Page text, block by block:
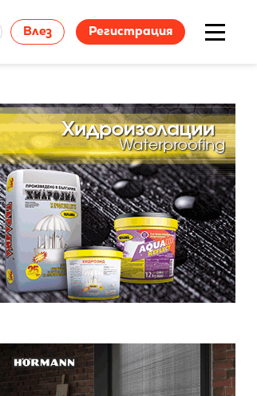
Влез Регистрация